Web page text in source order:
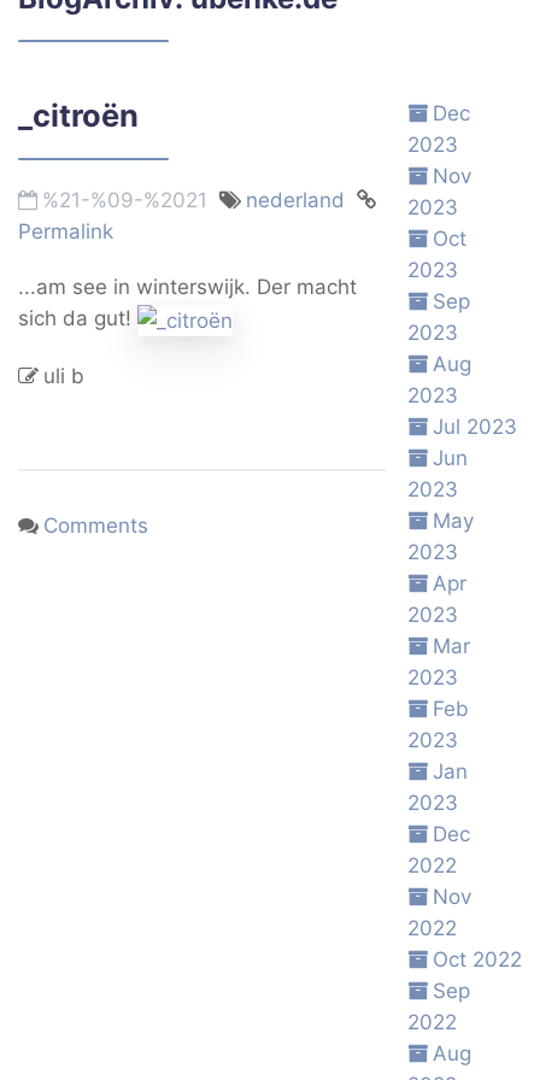
_citroën
%21-%09-%2021
nederland
Permalink
...am see in winterswijk. Der macht
sich da gut!
uli b
Comments
Dec
2023
Nov
2023
Oct
2023
Sep
2023
Aug
2023
Jul 2023
Jun
2023
May
2023
Apr
2023
Mar
2023
Feb
2023
Jan
2023
Dec
2022
Nov
2022
Oct 2022
Sep
2022
Aug